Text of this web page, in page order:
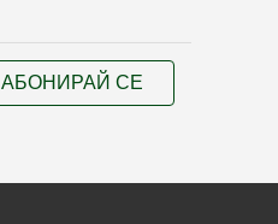
АБОНИРАЙ СЕ